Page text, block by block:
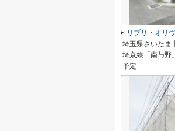
リブリ・オリ
埼玉県さいたま
埼京線「南与野
予定